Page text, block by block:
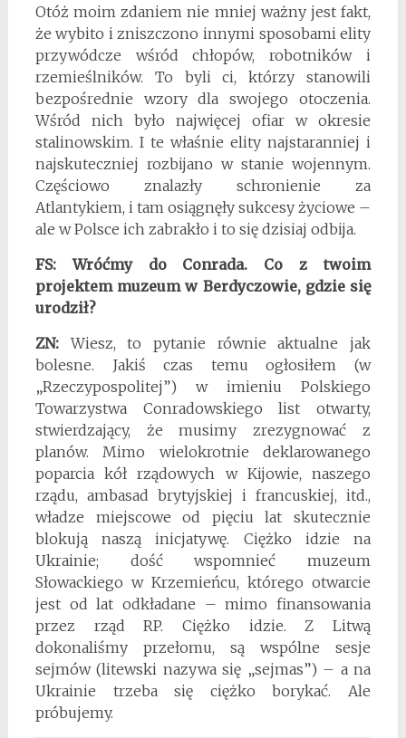
Otóż moim zdaniem nie mniej ważny jest fakt,
że wybito i zniszczono innymi sposobami elity
przywódcze wśród chłopów, robotników i
rzemieślników. To byli ci, którzy stanowili
bezpośrednie wzory dla swojego otoczenia.
Wśród nich było najwięcej ofiar w okresie
stalinowskim. I te właśnie elity najstaranniej i
najskuteczniej rozbijano w stanie wojennym.
Częściowo znalazły schronienie za
Atlantykiem, i tam osiągnęły sukcesy życiowe –
ale w Polsce ich zabrakło i to się dzisiaj odbija.
FS: Wróćmy do Conrada. Co z twoim
projektem muzeum w Berdyczowie, gdzie się
urodził?
ZN:Wiesz, to pytanie równie aktualne jak
bolesne. Jakiś czas temu ogłosiłem (w
„Rzeczypospolitej”) w imieniu Polskiego
Towarzystwa Conradowskiego list otwarty,
stwierdzający, że musimy zrezygnować z
planów. Mimo wielokrotnie deklarowanego
poparcia kół rządowych w Kijowie, naszego
rządu, ambasad brytyjskiej i francuskiej, itd.,
władze miejscowe od pięciu lat skutecznie
blokują naszą inicjatywę. Ciężko idzie na
Ukrainie; dość wspomnieć muzeum
Słowackiego w Krzemieńcu, którego otwarcie
jest od lat odkładane – mimo finansowania
przez rząd RP. Ciężko idzie. Z Litwą
dokonaliśmy przełomu, są wspólne sesje
sejmów (litewski nazywa się „sejmas”) – a na
Ukrainie trzeba się ciężko borykać. Ale
próbujemy.